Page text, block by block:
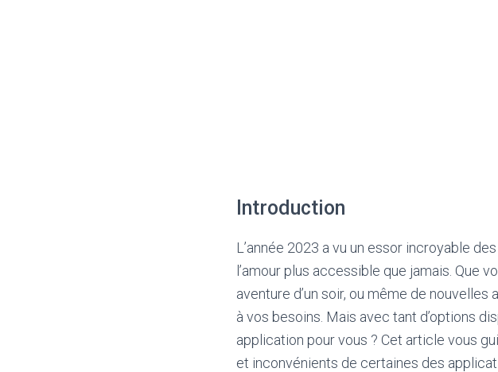
Introduction
L’année 2023 a vu un essor incroyable
l’amour plus accessible que jamais. Que
aventure d’un soir, ou même de
à vos besoins. Mais avec tant d’options
application pour vous ? Cet article vous
et inconvénients de certaines des